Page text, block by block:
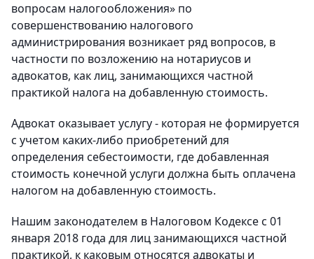
вопросам налогообложения» по
совершенствованию налогового
администрирования возникает ряд вопросов, в
частности по возложению на нотариусов и
адвокатов, как лиц, занимающихся частной
практикой налога на добавленную стоимость.
Адвокат оказывает услугу - которая не формируется
с учетом каких-либо приобретений для
определения себестоимости, где добавленная
стоимость конечной услуги должна быть оплачена
налогом на добавленную стоимость.
Нашим законодателем в Налоговом Кодексе с 01
января 2018 года для лиц занимающихся частной
практикой, к каковым относятся адвокаты и